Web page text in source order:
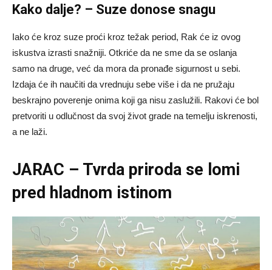
Kako dalje? – Suze donose snagu
Iako će kroz suze proći kroz težak period, Rak će iz ovog
iskustva izrasti snažniji. Otkriće da ne sme da se oslanja
samo na druge, već da mora da pronađe sigurnost u sebi.
Izdaja će ih naučiti da vrednuju sebe više i da ne pružaju
beskrajno poverenje onima koji ga nisu zaslužili. Rakovi će bol
pretvoriti u odlučnost da svoj život grade na temelju iskrenosti,
a ne laži.
JARAC – Tvrda priroda se lomi
pred hladnom istinom